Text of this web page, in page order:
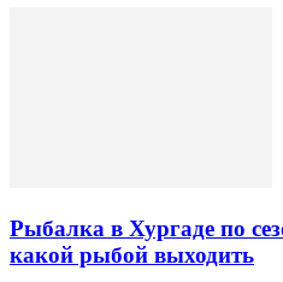
Рыбалка в Хургаде по
какой рыбой выходить